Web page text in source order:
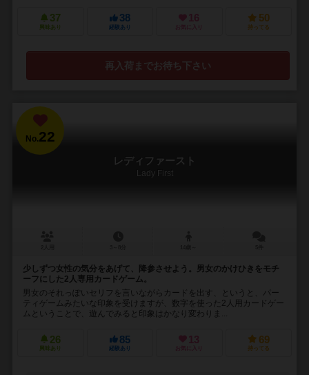
37
興味あり
38
経験あり
16
お気に入り
50
持ってる
再入荷までお待ち下さい
No.22
レディファースト
Lady First
少しずつ女性の気分をあげて、降参させよう。男女のかけひきをモチ
ーフにした2人専用カードゲーム。
男女のそれっぽいセリフを言いながらカードを出す、というと、パー
ティゲームみたいな印象を受けますが、数字を使った2人用カードゲー
ムということで、遊んでみると印象はかなり変わりま...
26
興味あり
85
経験あり
13
お気に入り
69
持ってる